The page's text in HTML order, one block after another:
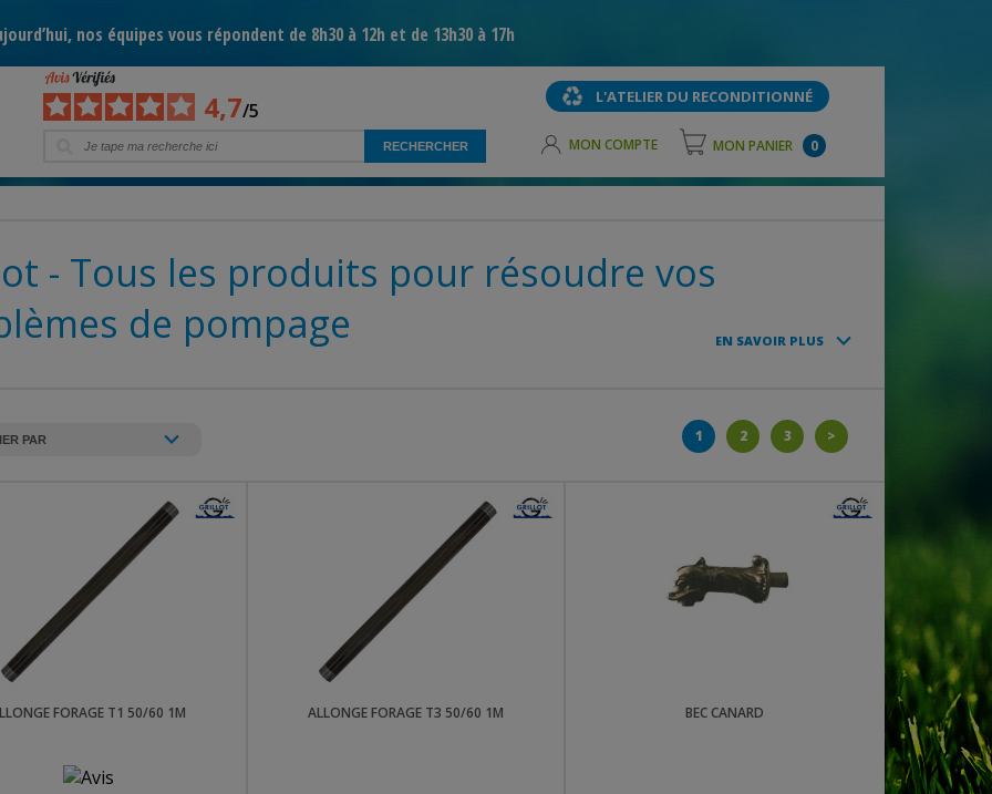
nos équipes vous répondent de 8h30 à 12h et de 13h30 à 17h
L'ATELIER DU RECONDITIONNÉ
4,7/5
MON COMPTE MON PANIER 0
- Tous les produits pour résoudre vos
de pompage
EN SAVOIR PLUS
1 2 3 >
FORAGE T1 50/60 1M ALLONGE FORAGE T3 50/60 1M BEC CANARD